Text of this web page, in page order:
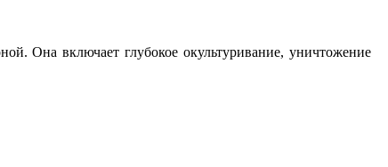
Она включает глубокое окультуривание, уничто­жение